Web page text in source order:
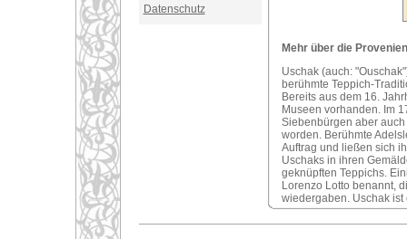
Datenschutz
Mehr über die
Uschak (auch:
berühmte Teppich-
Bereits aus dem 16.
Museen vorhanden. Im
Siebenbürgen aber
worden. Berühmte
Auftrag und ließen sich
Uschaks in ihren
geknüpften Teppichs.
Lorenzo Lotto benannt,
wiedergaben. Uschak